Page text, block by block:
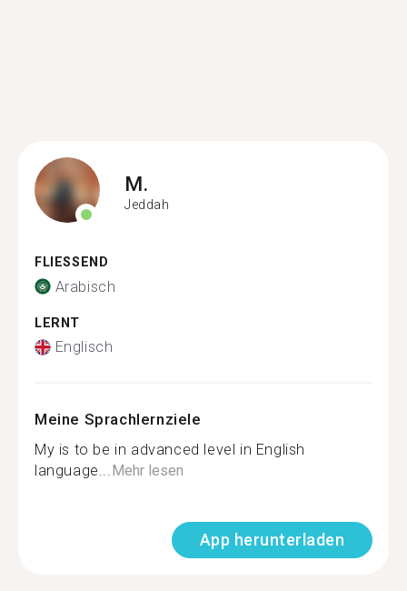
M.
Jeddah
FLIESSEND
Arabisch
LERNT
Englisch
Meine Sprachlernziele
My is to be in advanced level in English
language...Mehr lesen
App herunterladen